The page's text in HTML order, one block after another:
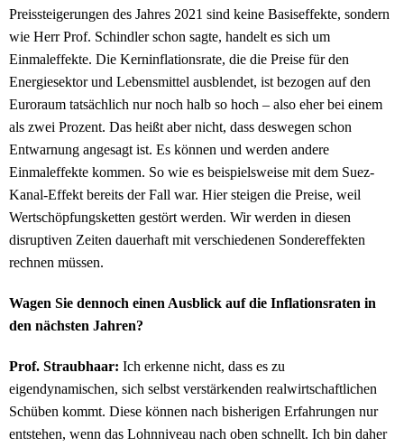
Preissteigerungen des Jahres 2021 sind keine Basiseffekte, sondern
wie Herr Prof. Schindler schon sagte, handelt es sich um
Einmaleffekte. Die Kerninflationsrate, die die Preise für den
Energiesektor und Lebensmittel ausblendet, ist bezogen auf den
Euroraum tatsächlich nur noch halb so hoch – also eher bei einem
als zwei Prozent. Das heißt aber nicht, dass deswegen schon
Entwarnung angesagt ist. Es können und werden andere
Einmaleffekte kommen. So wie es beispielsweise mit dem Suez-
Kanal-Effekt bereits der Fall war. Hier steigen die Preise, weil
Wertschöpfungsketten gestört werden. Wir werden in diesen
disruptiven Zeiten dauerhaft mit verschiedenen Sondereffekten
rechnen müssen.
Wagen Sie dennoch einen Ausblick auf die Inflationsraten in
den nächsten Jahren?
Prof. Straubhaar: Ich erkenne nicht, dass es zu
eigendynamischen, sich selbst verstärkenden realwirtschaftlichen
Schüben kommt. Diese können nach bisherigen Erfahrungen nur
entstehen, wenn das Lohnniveau nach oben schnellt. Ich bin daher